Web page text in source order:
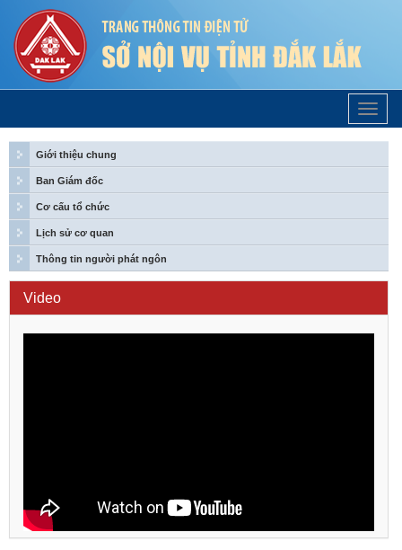
Trang
Chủ
Giới thiệu chung
Ban Giám đốc
Cơ cấu tổ chức
Lịch sử cơ quan
Thông tin người phát ngôn
Video